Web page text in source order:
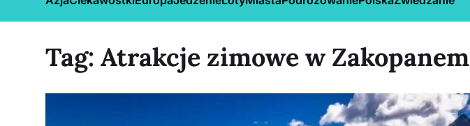
Tag: Atrakcje zimowe w Zakopanem